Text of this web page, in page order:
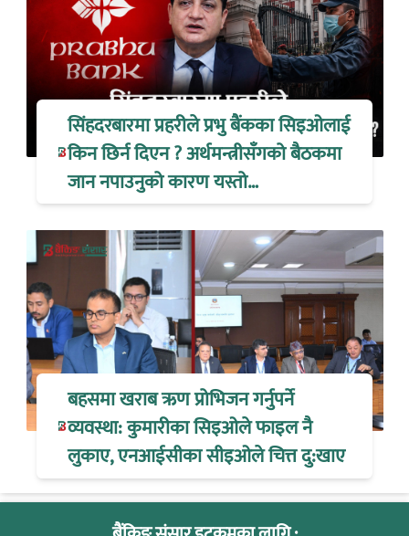
सिंहदरबारमा प्रहरीले प्रभु बैंकका सिइओलाई
किन छिर्न दिएन ? अर्थमन्त्रीसँगको बैठकमा
जान नपाउनुको कारण यस्तो…
बहसमा खराब ऋण प्रोभिजन गर्नुपर्ने
व्यवस्था: कुमारीका सिइओले फाइल नै
लुकाए, एनआईसीका सीइओले चित्त दु:खाए